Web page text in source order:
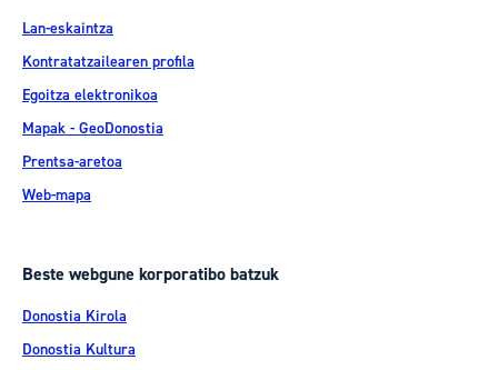
Lan-eskaintza
Kontratatzailearen profila
Egoitza elektronikoa
Mapak - GeoDonostia
Prentsa-aretoa
Web-mapa
Beste webgune korporatibo batzuk
Donostia Kirola
Donostia Kultura